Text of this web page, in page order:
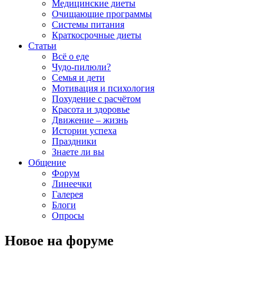
Медицинские диеты
Очищающие программы
Системы питания
Краткосрочные диеты
Статьи
Всё о еде
Чудо-пилюли?
Семья и дети
Мотивация и психология
Похудение с расчётом
Красота и здоровье
Движение – жизнь
Истории успеха
Праздники
Знаете ли вы
Общение
Форум
Линеечки
Галерея
Блоги
Опросы
Новое на форуме